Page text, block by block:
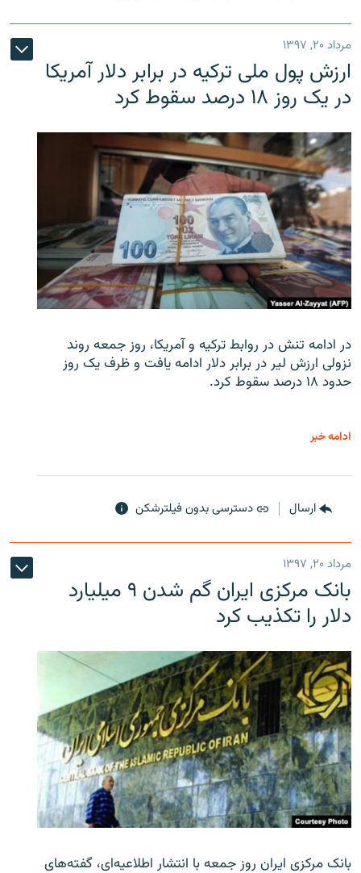
مرداد ۲۰, ۱۳۹۷
ارزش پول ملی ترکیه در برابر دلار آمریکا
در یک روز ۱۸ درصد سقوط کرد
در ادامه تنش در روابط ترکیه و آمریکا، روز جمعه روند
نزولی ارزش لیر در برابر دلار ادامه یافت و ظرف یک روز
حدود ۱۸ درصد سقوط کرد.
ادامه خبر
ارسال دسترسی بدون فیلترشکن
مرداد ۲۰, ۱۳۹۷
بانک مرکزی ایران گم شدن ۹ میلیارد
دلار را تکذیب کرد
بانک مرکزی ایران روز جمعه با انتشار اطلاعیه‌ای، گفته‌های